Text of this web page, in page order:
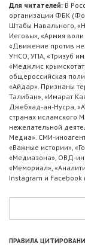
Для читателей: В
организации ФБК
Штабы Навального,
Иеговы», «Армия
«Движение против
УНСО, УПА, «Тризуб
«Меджлис
общероссийская
«Айдар». Признаны
Талибан», «Имарат
Джебхад-ан-Нусра,
странах исламского
нежелательной
Медиа». СМИ-
«Важные истории»,
«Медиазона», ОВД-
«Мемориал»,
Instagram и
ПРАВИЛА